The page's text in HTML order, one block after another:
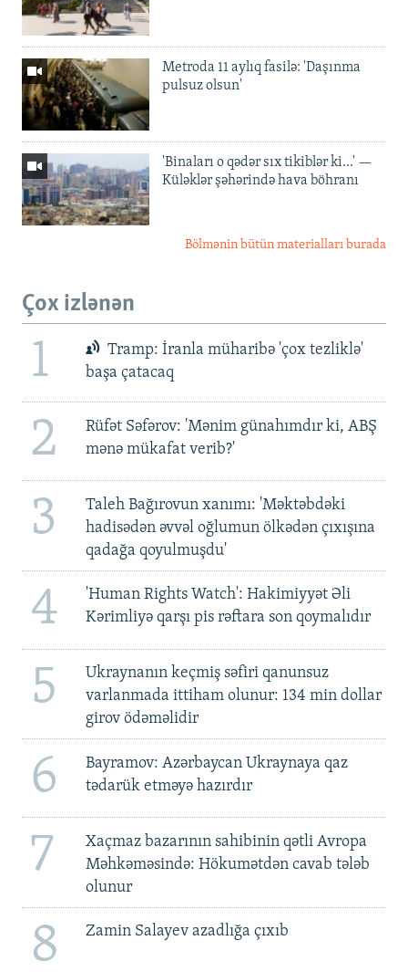
Metroda 11 aylıq fasilə: 'Daşınma
pulsuz olsun'
'Binaları o qədər sıx tikiblər ki...' —
Küləklər şəhərində hava böhranı
Bölmənin bütün materialları burada
Çox izlənən
1
Tramp: İranla müharibə 'çox tezliklə'
başa çatacaq
2
Rüfət Səfərov: 'Mənim günahımdır ki, ABŞ
mənə mükafat verib?'
3
Taleh Bağırovun xanımı: 'Məktəbdəki
hadisədən əvvəl oğlumun ölkədən çıxışına
qadağa qoyulmuşdu'
4
'Human Rights Watch': Hakimiyyət Əli
Kərimliyə qarşı pis rəftara son qoymalıdır
5
Ukraynanın keçmiş səfiri qanunsuz
varlanmada ittiham olunur: 134 min dollar
girov ödəməlidir
6
Bayramov: Azərbaycan Ukraynaya qaz
tədarük etməyə hazırdır
7
Xaçmaz bazarının sahibinin qətli Avropa
Məhkəməsində: Hökumətdən cavab tələb
olunur
8 Zamin Salayev azadlığa çıxıb